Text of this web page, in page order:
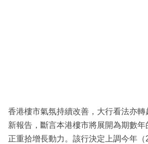
香港樓市氣氛持續改善，大行看法亦
新報告，斷言本港樓市將展開為期數
正重拾增長動力。該行決定上調今年